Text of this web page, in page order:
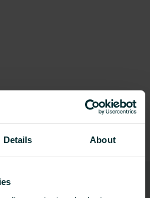
Details About
Jums